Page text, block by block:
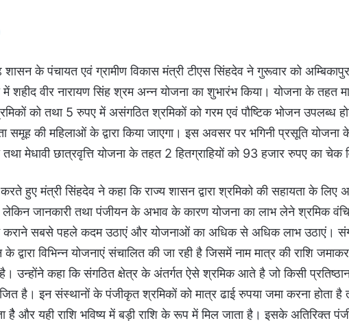
के पंचायत एवं ग्रामीण विकास मंत्री टीएस सिंहदेव ने गुरूवार को
शहीद वीर नारायण सिंह श्रम अन्न योजना का शुभारंभ किया। योजना के तहत
को तथा 5 रुपए में असंगठित श्रमिकों को गरम एवं पौष्टिक भोजन उपलब्ध
समूह की महिलाओं के द्वारा किया जाएगा। इस अवसर पर भगिनी प्रसूति योजना
मेधावी छात्रवृत्ति योजना के तहत 2 हितग्राहियों को 93 हजार रुपए का चेक
हुए मंत्री सिंहदेव ने कहा कि राज्य शासन द्वारा श्रमिको की सहायता के लिए
लेकिन जानकारी तथा पंजीयन के अभाव के कारण योजना का लाभ लेने श्रमिक
कराने सबसे पहले कदम उठाएं और योजनाओं का अधिक से अधिक लाभ उठाएं।
द्वारा विभिन्न योजनाएं संचालित की जा रही है जिसमें नाम मात्र की राशि
उन्होंने कहा कि संगठित क्षेत्र के अंतर्गत ऐसे श्रमिक आते है जो किसी
है। इन संस्थानों के पंजीकृत श्रमिकों को मात्र ढाई रुपया जमा करना होता
हैै और यही राशि भविष्य में बड़ी राशि के रूप में मिल जाता है। इसके अतिरिक्त